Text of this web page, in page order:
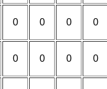
0 0 0 0
0 0 0 0